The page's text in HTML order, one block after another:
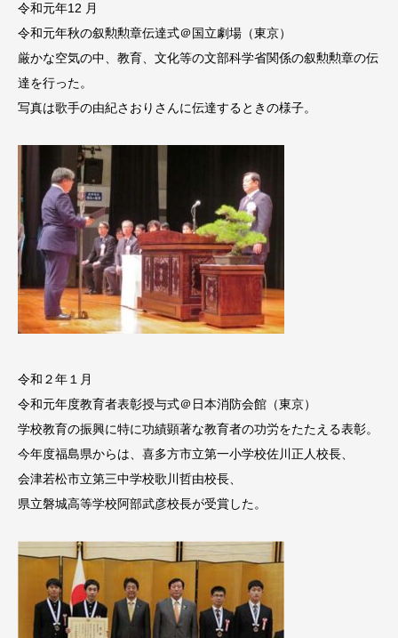
令和元年12 月
令和元年秋の叙勲勲章伝達式＠国立劇場（東京）
厳かな空気の中、教育、文化等の文部科学省関係の叙勲勲章の伝
達を行った。
写真は歌手の由紀さおりさんに伝達するときの様子。
令和２年１月
令和元年度教育者表彰授与式＠日本消防会館（東京）
学校教育の振興に特に功績顕著な教育者の功労をたたえる表彰。
今年度福島県からは、喜多方市立第一小学校佐川正人校長、
会津若松市立第三中学校歌川哲由校長、
県立磐城高等学校阿部武彦校長が受賞した。